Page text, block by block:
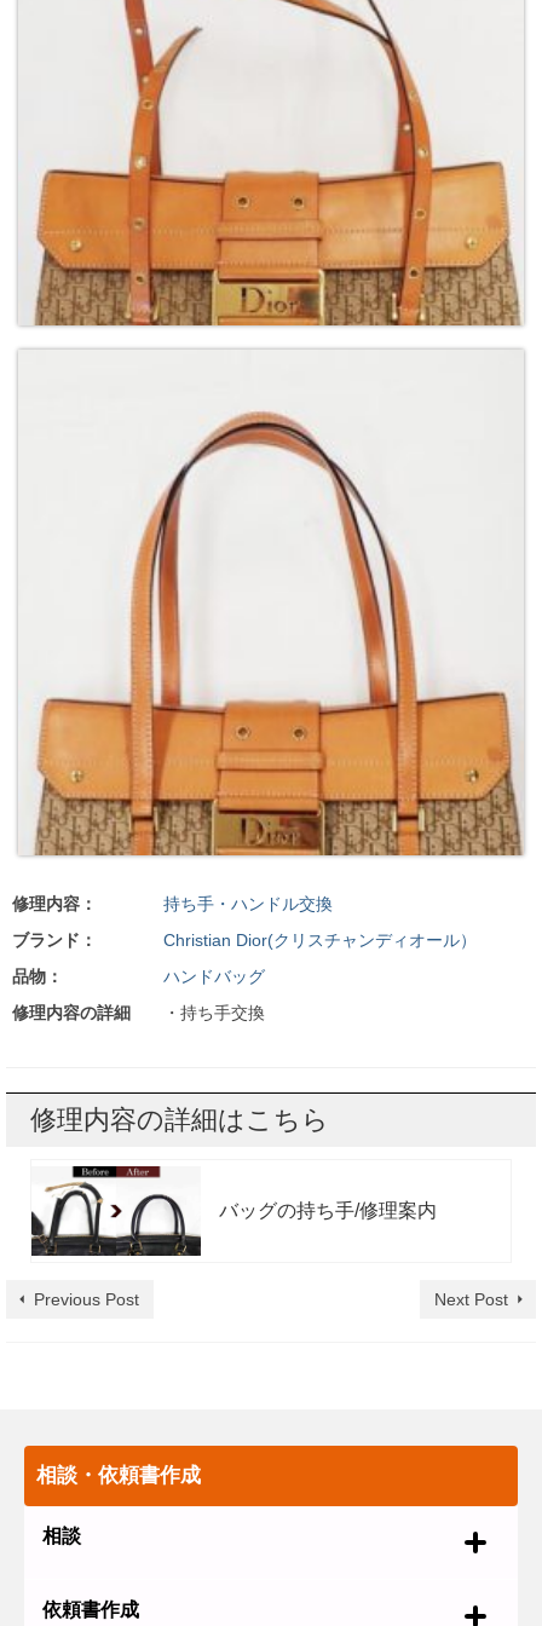
修理内容：
持ち手・ハンドル交換
ブランド：
Christian Dior(クリスチャンディオール）
品物：
ハンドバッグ
修理内容の詳細
・持ち手交換
修理内容の詳細はこちら
バッグの持ち手/修理案内
Previous Post Next Post
相談・依頼書作成
相談
依頼書作成